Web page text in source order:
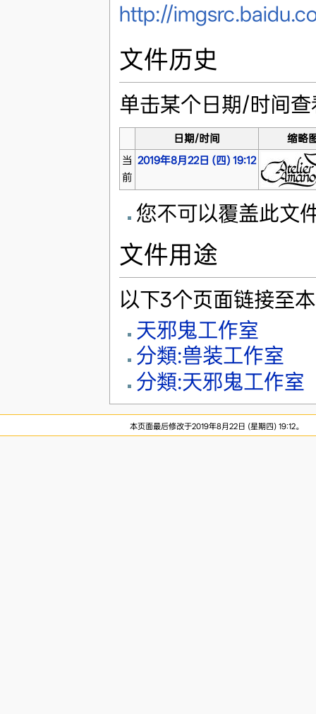
http://
文件历史
单击某个日期/时间
日期/时间
缩略
当
前
2019年8月22日 (四) 19:12
您不可以覆盖此文
文件用途
以下3个页面链接至
天邪鬼工作室
分類:兽装工作室
分類:天邪鬼工作室
本页面最后修改于2019年8月22日 (星期四) 19:12。